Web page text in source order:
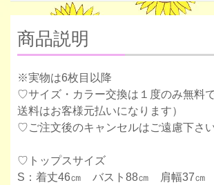
商品説明
※実物は6枚目以降
♡サイズ・カラー交換は１度のみ無料
送料はお客様元払いになります）
♡ご注文後のキャンセルはご遠慮下さい
♡トップスサイズ
S：着丈46㎝ バスト88㎝ 肩幅37㎝